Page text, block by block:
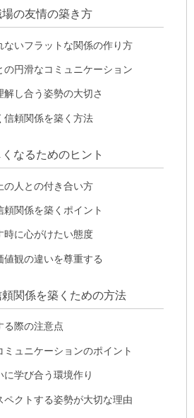
の友情の築き方
ないフラットな関係の作り方
の円滑なコミュニケーション
し合う姿勢の大切さ
信頼関係を築く方法
なるためのヒント
の人との付き合い方
頼関係を築くポイント
時に心がけたい態度
値観の違いを尊重する
関係を築くための方法
る際の注意点
ミュニケーションのポイント
に学び合う環境作り
ペクトする姿勢が大切な理由